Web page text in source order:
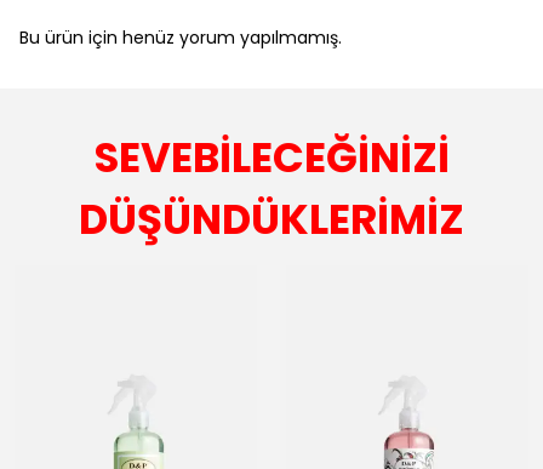
Bu ürün için henüz yorum yapılmamış.
SEVEBİLECEĞİNİZİ
DÜŞÜNDÜKLERİMİZ